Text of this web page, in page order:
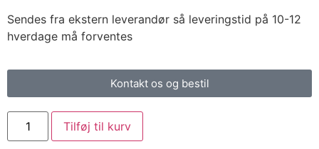
Sendes fra ekstern leverandør så leveringstid på 10-12
hverdage må forventes
Kontakt os og bestil
Tilføj til kurv